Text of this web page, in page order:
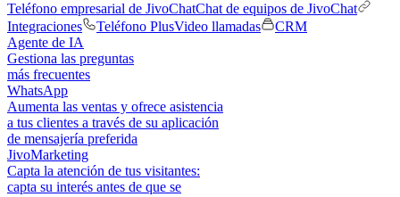
Teléfono empresarial de JivoChatChat de equipos de JivoChat
Integraciones
Teléfono PlusVideo llamadas
CRM
Agente de IA
Gestiona las preguntas
más frecuentes
WhatsApp
Aumenta las ventas y ofrece asistencia
a tus clientes a través de su aplicación
de mensajería preferida
JivoMarketing
Capta la atención de tus visitantes:
capta su interés antes de que se